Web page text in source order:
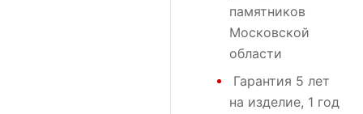
памятников
Московской
области
Гарантия 5 лет
на изделие, 1 год